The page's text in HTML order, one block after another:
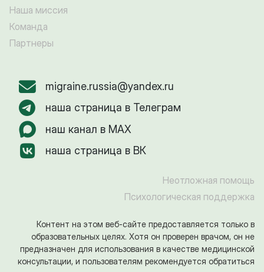
Наша миссия
Команда
Партнеры
migraine.russia@yandex.ru
наша страница в Телеграм
наш канал в MAX
наша страница в ВК
Неотложная помощь
Психологическая поддержка
Контент на этом веб-сайте предоставляется только в
образовательных целях. Хотя он проверен врачом, он не
предназначен для использования в качестве медицинской
консультации, и пользователям рекомендуется обратиться